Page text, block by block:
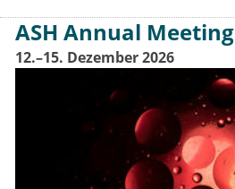
ASH Annual Meeting
12.–15. Dezember 2026